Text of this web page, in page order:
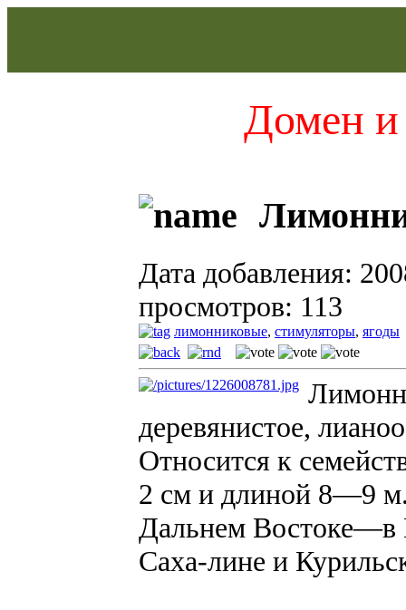
Домен и
Дата добавления:
просмотров: 113
лимонниковые, стимуляторы, ягоды
деревянистое,
Относится к
2 см и длиной 8—9
Дальнем Востоке—в
Саха-лине и